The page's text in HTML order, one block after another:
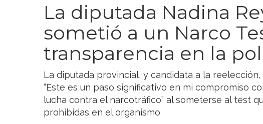
La diputada Nadina
sometió a un Narco
transparencia en la
La diputada provincial, y candidata a la reelección,
“Este es un paso significativo en mi compromiso
lucha contra el narcotráfico” al someterse al test
prohibidas en el organismo